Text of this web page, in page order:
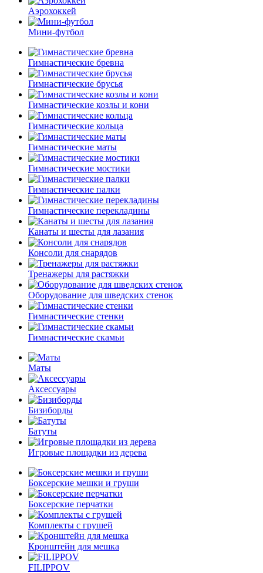
Аэрохоккей
Мини-футбол
Гимнастические бревна
Гимнастические брусья
Гимнастические козлы и кони
Гимнастические кольца
Гимнастические маты
Гимнастические мостики
Гимнастические палки
Гимнастические перекладины
Канаты и шесты для лазания
Консоли для снарядов
Тренажеры для растяжки
Оборудование для шведских стенок
Гимнастические стенки
Гимнастические скамьи
Маты
Аксессуары
Бизиборды
Батуты
Игровые площадки из дерева
Боксерские мешки и груши
Боксерские перчатки
Комплекты с грушей
Кронштейн для мешка
FILIPPOV